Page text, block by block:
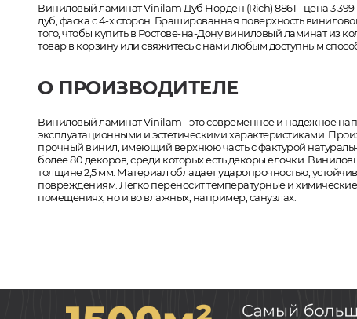
Виниловый ламинат Vinilam Дуб Норден (Rich) 8861 - цена 3 399
дуб, фаска с 4-х сторон. Брашированная поверхность
того, чтобы купить в Ростове-на-Дону виниловый ламинат из
товар в корзину или свяжитесь с нами любым доступным
О ПРОИЗВОДИТЕЛЕ
Виниловый ламинат Vinilam - это современное и надежное
эксплуатационными и эстетическими характеристиками.
прочный винил, имеющий верхнюю часть с фактурой
более 80 декоров, среди которых есть декоры елочки.
толщине 2,5 мм. Материал обладает ударопрочностью,
повреждениям. Легко переносит температурные и
помещениях, но и во влажных, например, санузлах.